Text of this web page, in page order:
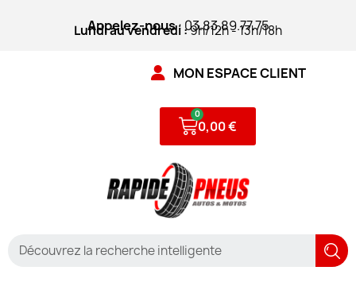
Appelez-nous: 03.83.89.77.75
Lundi au vendredi :9h/12h - 13h/18h
MON ESPACE CLIENT
0,00 €